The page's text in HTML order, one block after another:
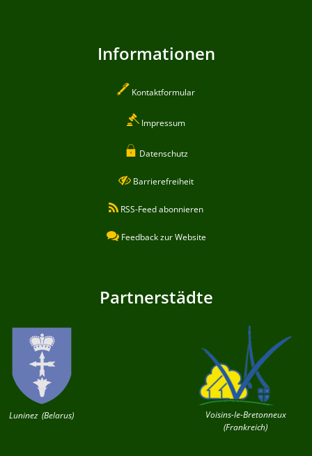
Informationen
Kontaktformular
Impressum
Datenschutz
Barrierefreiheit
RSS-Feed abonnieren
Feedback zur Website
Partnerstädte
Luninez (Belarus)
Voisins-le-Bretonneux
(Frankreich)